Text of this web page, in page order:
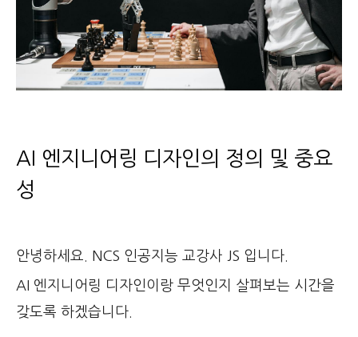
AI 엔지니어링 디자인의 정의 및 중요
성
안녕하세요. NCS 인공지능 교강사 JS 입니다.
AI 엔지니어링 디자인이랑 무엇인지 살펴보는 시간을
갖도록 하겠습니다.